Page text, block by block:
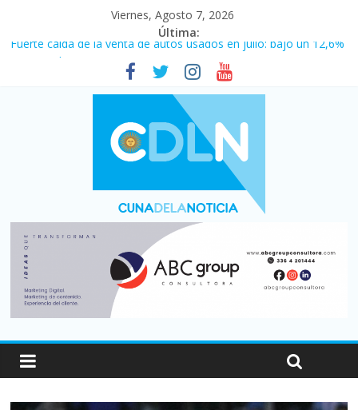
Viernes, Agosto 7, 2026
Última:
Fuerte caída de la venta de autos usados en julio: bajó un 12,6%
Central venció 1 a 0 al River de Coudet en el Monumental
La morosidad alcanzó su nivel más alto en dos décadas y ya
afecta a 400 mil deudores en Santa Fe
Desde que asumió Milei cerraron 41.000 kioscos: el sector
denuncia crisis como en 2001
Vacaciones de invierno con más movimiento y consumo
turístico: 4,6 millones de personas viajaron por el país, un 5,9%